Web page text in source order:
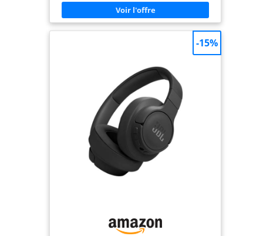
Avec l'application Sony | Headphones Connect,
vous pouvez régler le niveau de réduction de
bruit sur 20 niveaux différents. Ecoutez de la
un confort total. Ce design léger et ergonomique
permet de tirer le meilleur parti des 35 heures
d'une connexion Bluetooth multipoint, de
commandes via des boutons et peut même être
contrôlé par la voix. Les fonctionnalités Swift Pair
et Fast Pair facilitent la connexion à vos appareils
La technologie Precise Voice Pickup ainsi que les
micros dôté d'une structure de protection face au
bruit du vent permettent de profiter d'appels
d'une clarté inégalée.
-15%